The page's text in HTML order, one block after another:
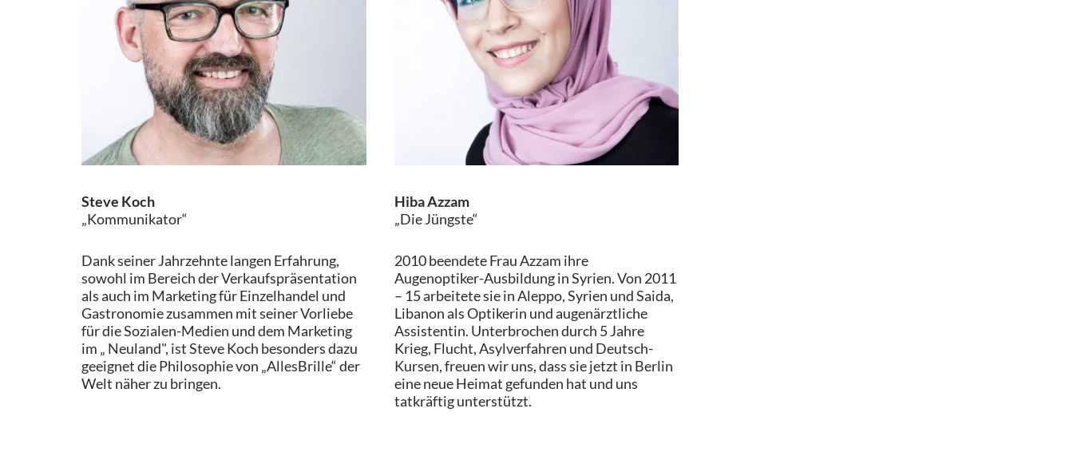
Steve Koch
„Kommunikator“
Dank seiner Jahrzehnte langen Erfahrung,
sowohl im Bereich der Verkaufspräsentation
als auch im Marketing für Einzelhandel und
Gastronomie zusammen mit seiner Vorliebe
für die Sozialen-Medien und dem Marketing
im „ Neuland", ist Steve Koch besonders dazu
geeignet die Philosophie von „AllesBrille“ der
Welt näher zu bringen.
Hiba Azzam
„Die Jüngste“
2010 beendete Frau Azzam ihre
Augenoptiker-Ausbildung in Syrien. Von 2011
– 15 arbeitete sie in Aleppo, Syrien und Saida,
Libanon als Optikerin und augenärztliche
Assistentin. Unterbrochen durch 5 Jahre
Krieg, Flucht, Asylverfahren und Deutsch-
Kursen, freuen wir uns, dass sie jetzt in Berlin
eine neue Heimat gefunden hat und uns
tatkräftig unterstützt.